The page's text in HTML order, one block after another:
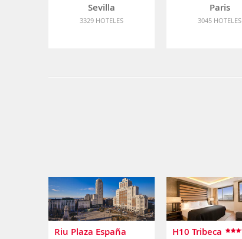
Sevilla
3329 HOTELES
Paris
3045 HOTELES
Riu Plaza España H10 Tribeca